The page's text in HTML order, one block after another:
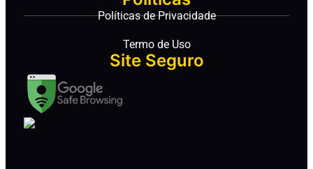
Políticas de Privacidade
Termo de Uso
Site Seguro